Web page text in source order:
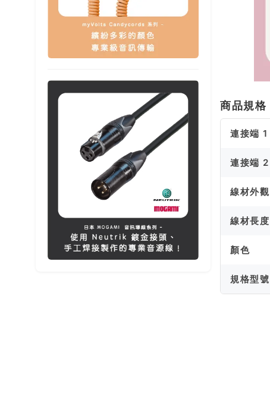
商品規格
連接端 1
連接端 2
線材外觀
線材長度
顏色
規格型號